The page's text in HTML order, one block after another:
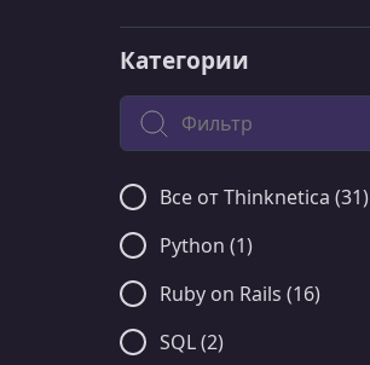
Категории
Поиск по категории
Все от Thinknetica (31)
Python (1)
Ruby on Rails (16)
SQL (2)